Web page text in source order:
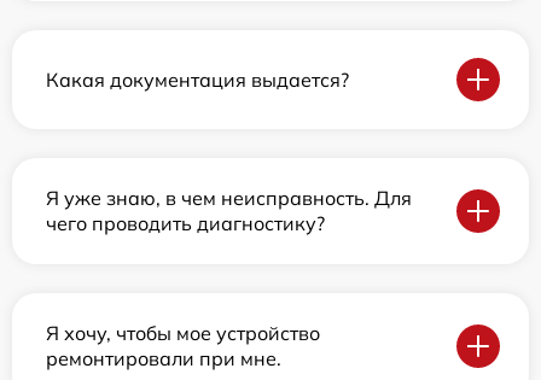
Какая документация выдается?
Я уже знаю, в чем неисправность. Для
чего проводить диагностику?
Я хочу, чтобы мое устройство
ремонтировали при мне.